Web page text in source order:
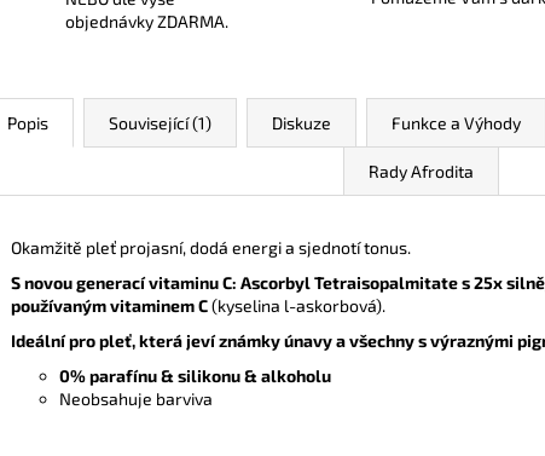
objednávky ZDARMA.
Popis Související (1) Diskuze Funkce a Výhody
Rady Afrodita
Okamžitě pleť projasní, dodá energi a sjednotí tonus.
S novou generací vitaminu C: Ascorbyl Tetraisopalmitate s 25x
používaným vitaminem C(kyselina l-askorbová).
Ideální pro pleť, která jeví známky únavy a všechny s výraznými
0% parafínu & silikonu & alkoholu
Neobsahuje barviva